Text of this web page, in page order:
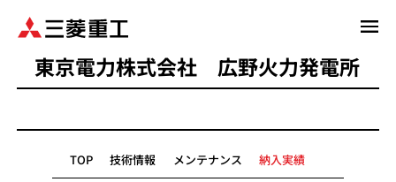
東京電力株式会社 広野火力発電所
TOP 技術情報 メンテナンス 納入実績